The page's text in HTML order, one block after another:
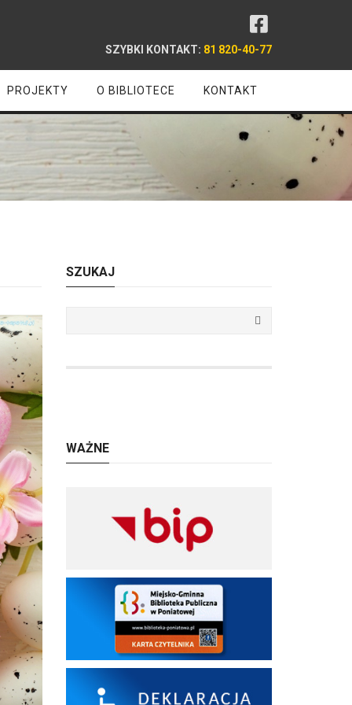
SZYBKI KONTAKT: 81 820-40-77
PROJEKTY O BIBLIOTECE KONTAKT
SZUKAJ
WAŻNE